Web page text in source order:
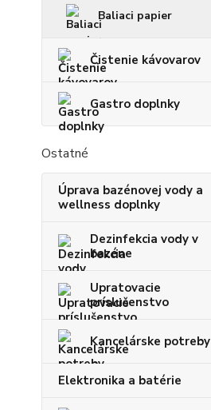
Baliaci papier
Čistenie kávovarov
Gastro doplnky
Ostatné
Úprava bazénovej vody a
wellness doplnky
Dezinfekcia vody v
bazéne
Upratovacie
príslušenstvo
Kancelárske potreby
Elektronika a batérie